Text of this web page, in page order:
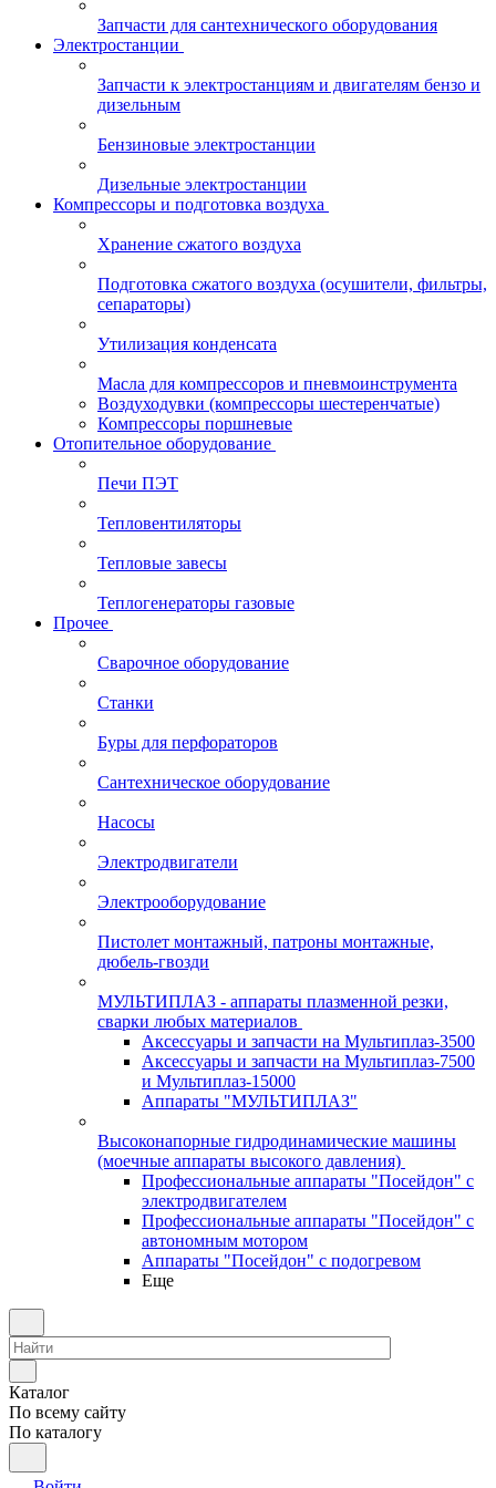
Запчасти для сантехнического оборудования
Электростанции
Запчасти к электростанциям и двигателям бензо и
дизельным
Бензиновые электростанции
Дизельные электростанции
Компрессоры и подготовка воздуха
Хранение сжатого воздуха
Подготовка сжатого воздуха (осушители, фильтры,
сепараторы)
Утилизация конденсата
Масла для компрессоров и пневмоинструмента
Воздуходувки (компрессоры шестеренчатые)
Компрессоры поршневые
Отопительное оборудование
Печи ПЭТ
Тепловентиляторы
Тепловые завесы
Теплогенераторы газовые
Прочее
Сварочное оборудование
Станки
Буры для перфораторов
Сантехническое оборудование
Насосы
Электродвигатели
Электрооборудование
Пистолет монтажный, патроны монтажные,
дюбель-гвозди
МУЛЬТИПЛАЗ - аппараты плазменной резки,
сварки любых материалов
Аксессуары и запчасти на Мультиплаз-3500
Аксессуары и запчасти на Мультиплаз-7500
и Мультиплаз-15000
Аппараты "МУЛЬТИПЛАЗ"
Высоконапорные гидродинамические машины
(моечные аппараты высокого давления)
Профессиональные аппараты "Посейдон" с
электродвигателем
Профессиональные аппараты "Посейдон" с
автономным мотором
Аппараты "Посейдон" с подогревом
Еще
Каталог
По всему сайту
По каталогу